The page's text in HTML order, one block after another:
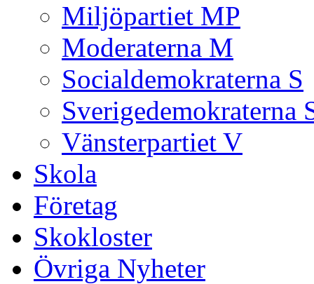
Miljöpartiet MP
Moderaterna M
Socialdemokraterna S
Sverigedemokraterna
Vänsterpartiet V
Skola
Företag
Skokloster
Övriga Nyheter